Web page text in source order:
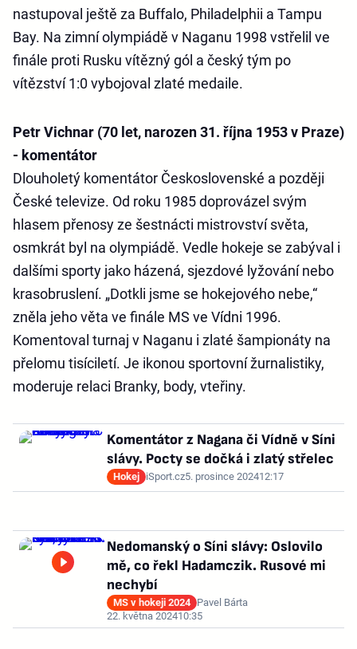
nastupoval ještě za Buffalo, Philadelphii a Tampu
Bay. Na zimní olympiádě v Naganu 1998 vstřelil ve
finále proti Rusku vítězný gól a český tým po
vítězství 1:0 vybojoval zlaté medaile.
Petr Vichnar (70 let, narozen 31. října 1953 v Praze)
- komentátor
Dlouholetý komentátor Československé a později
České televize. Od roku 1985 doprovázel svým
hlasem přenosy ze šestnácti mistrovství světa,
osmkrát byl na olympiádě. Vedle hokeje se zabýval i
dalšími sporty jako házená, sjezdové lyžování nebo
krasobruslení. „Dotkli jsme se hokejového nebe,“
zněla jeho věta ve finále MS ve Vídni 1996.
Komentoval turnaj v Naganu i zlaté šampionáty na
přelomu tisíciletí. Je ikonou sportovní žurnalistiky,
moderuje relaci Branky, body, vteřiny.
Komentátor z Nagana či Vídně v Síni
slávy. Pocty se dočká i zlatý střelec
Hokej iSport.cz5. prosince 202412:17
Nedomanský o Síni slávy: Oslovilo
mě, co řekl Hadamczik. Rusové mi
nechybí
MS v hokeji 2024 Pavel Bárta
22. května 202410:35